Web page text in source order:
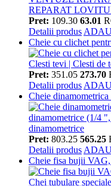
Pret: 109.30 63.01
Detalii produs
Cheie cu clichet
Pret: 351.05 273.70
Detalii produs
Cheie
Pret: 803.25 565.25
Detalii produs
Cheie fisa bujii